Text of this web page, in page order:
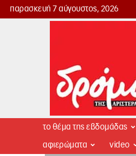
παρασκευή 7 αύγουστος, 2026
Δρόμος
το θέμα της εβδομάδας
αφιερώματα video